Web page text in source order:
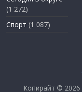
(1 272)
Спорт (1 087)
Копирайт © 2026